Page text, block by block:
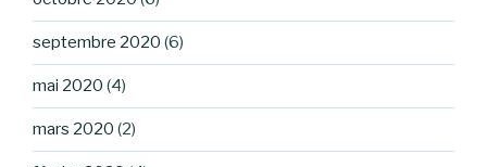
septembre 2020 (6)
mai 2020 (4)
mars 2020 (2)